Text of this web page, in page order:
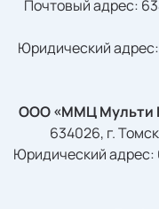
Почтовый адрес:
Юридический адрес:
ООО «ММЦ Мульти
634026, г.
Юридический адрес: